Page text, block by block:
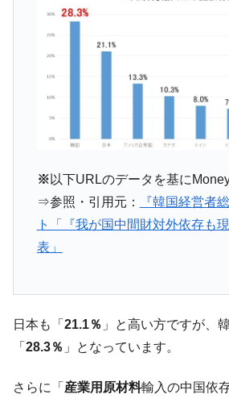
にぶん殴る法案」提出！⇒ クーパン問
『Money1』
韓国ボンクラ政策室長･
他人事のような発言。
『Money1』
韓国半導体『SKハイニ
業績「史上最高益」当期純利益は前年
『Money1』
韓国･加徳島新国際空港
『Money1』
【速報】韓国株式市場
日(水)もサイドカー・サーキットブレ
発動！
『Money1』
『Money1』
韓国「株式市場が賭博
『Money1』
韓国「2026年1Q 資金
Fact1
日本の誇る海洋資源調査船『
※ 以下URLのデータを基に
⇒参照・引用元：
『韓国経営者
ト「『我が国中間財対外依存も
表」
日本も「 21.1％ 」と高い方ですが、
「 28.3％ 」となっています。
さらに「 産業用原材料輸入の中国依